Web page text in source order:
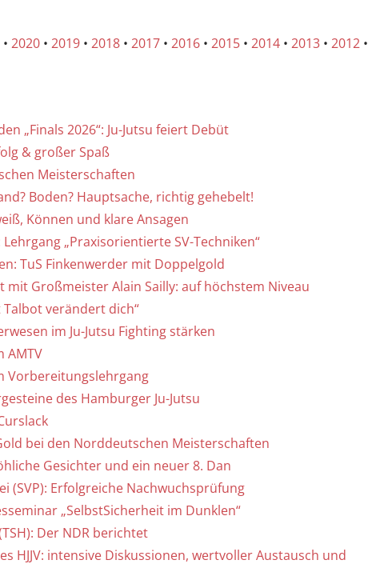
• 2020• 2019• 2018• 2017• 2016• 2015• 2014• 2013• 2012•
„Finals 2026“: Ju-Jutsu feiert Debüt
& großer Spaß
Meisterschaften
Boden? Hauptsache, richtig gehebelt!
Können und klare Ansagen
Lehrgang „Praxisorientierte SV-Techniken“
TuS Finkenwerder mit Doppelgold
mit Großmeister Alain Sailly: auf höchstem Niveau
Talbot verändert dich“
im Ju-Jutsu Fighting stärken
AMTV
Vorbereitungslehrgang
des Hamburger Ju-Jutsu
bei den Norddeutschen Meisterschaften
Gesichter und ein neuer 8. Dan
(SVP): Erfolgreiche Nachwuchsprüfung
„SelbstSicherheit im Dunklen“
Der NDR berichtet
HJJV: intensive Diskussionen, wertvoller Austausch und